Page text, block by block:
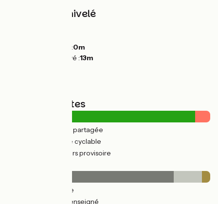
Pentes et dénivelé
Point le plus bas :0m
Point le plus élevé :13m
Types de routes
(16%) Route partagée
(83%) Voie cyclable
(8%) Parcours provisoire
(82%) Lisse
(14%) Non renseigné